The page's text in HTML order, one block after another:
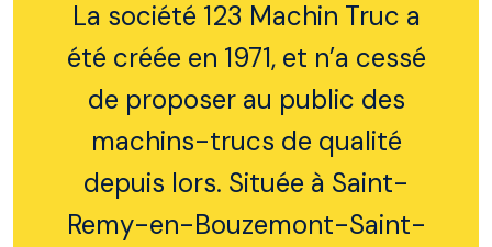
La société 123 Machin Truc a
été créée en 1971, et n’a cessé
de proposer au public des
machins-trucs de qualité
depuis lors. Située à Saint-
Remy-en-Bouzemont-Saint-